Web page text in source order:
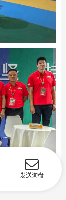
发送询盘